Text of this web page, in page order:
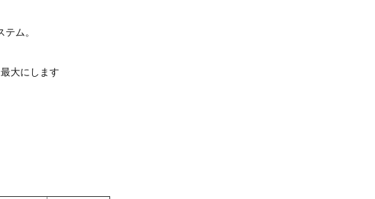
ム。
大にします